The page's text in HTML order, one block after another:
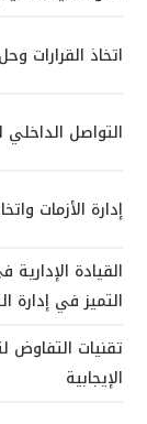
اتخاذ القرارات
التواصل الداخلي
إدارة الأزمات
القيادة
التميز في إدارة
تقنيات التفاوض
الإيجابية